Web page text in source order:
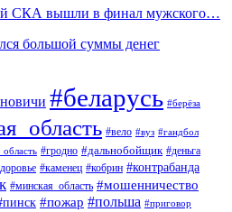
СКА вышли в финал мужского…
большой суммы денег
#беларусь #берёза
#вело #вуз #гандбол
#гродно #дальнобойщик #деньга
#каменец #кобрин #контрабанда
#минская_область #мошенничество
#пожар #польша #приговор